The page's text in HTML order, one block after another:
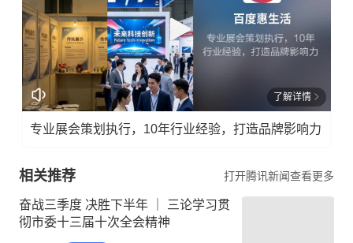
了解详情
专业展会策划执行，10年行业经验，打造品牌影响力
相关推荐 打开腾讯新闻查看更多
奋战三季度 决胜下半年 ｜ 三论学习贯
彻市委十三届十次全会精神